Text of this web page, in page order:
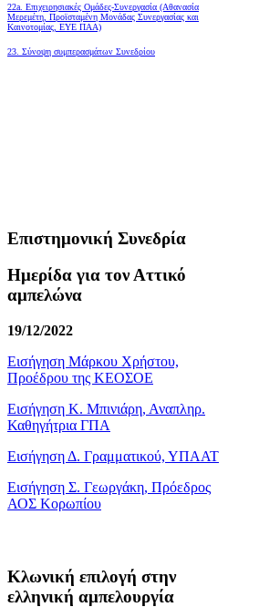
22a. Επιχειρησιακές Ομάδες-Συνεργασία (Αθανασία
Μερεμέτη, Προϊσταμένη Μονάδας Συνεργασίας και
Καινοτομίας, ΕΥΕ ΠΑΑ)
23. Σύνοψη συμπερασμάτων Συνεδρίου
Επιστημονική Συνεδρία
Ημερίδα για τον Αττικό
αμπελώνα
19/12/2022
Εισήγηση Μάρκου Χρήστου,
Προέδρου της ΚΕΟΣΟΕ
Εισήγηση Κ. Μπινιάρη, Αναπληρ.
Καθηγήτρια ΓΠΑ
Εισήγηση Δ. Γραμματικού, ΥΠΑΑΤ
Εισήγηση Σ. Γεωργάκη, Πρόεδρος
ΑΟΣ Κορωπίου
Κλωνική επιλογή στην
ελληνική αμπελουργία